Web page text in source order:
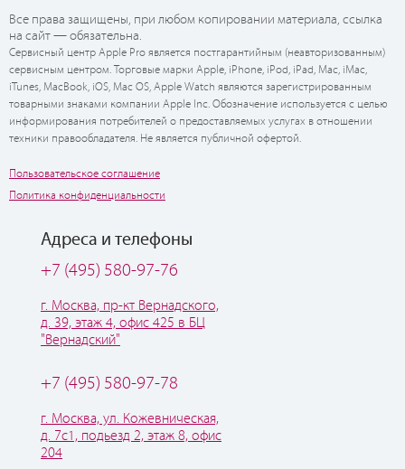
Все права защищены, при любом копировании материала, ссылка
на сайт — обязательна.
Сервисный центр Apple Pro является постгарантийным (неавторизованным)
сервисным центром. Торговые марки Apple, iPhone, iPod, iPad, Mac, iMac,
iTunes, MacBook, iOS, Mac OS, Apple Watch являются зарегистрированным
товарными знаками компании Apple Inc. Обозначение используется с целью
информирования потребителей о предоставляемых услугах в отношении
техники правообладателя. Не является публичной офертой.
Пользовательское соглашение
Политика конфиденциальности
Адреса и телефоны
+7 (495) 580-97-76
г. Москва, пр-кт Вернадского,
д. 39, этаж 4, офис 425 в БЦ
"Вернадский"
+7 (495) 580-97-78
г. Москва, ул. Кожевническая,
д. 7с1, подьезд 2, этаж 8, офис
204